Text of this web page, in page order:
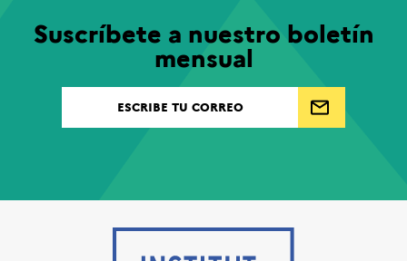
Suscríbete a nuestro boletín
mensual